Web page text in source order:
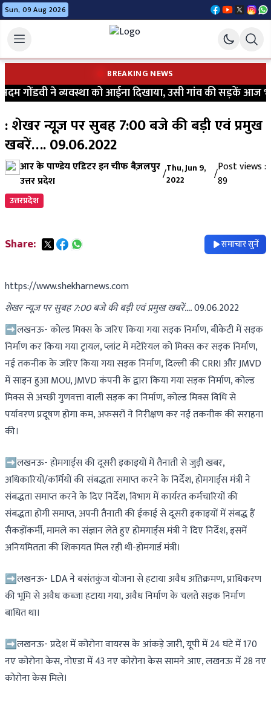
Sun, 09 Aug 2026
BREAKING NEWS
ने व्यवस्था को आईना दिखाया, उसी गांव की सड़कें आज भी
: शेखर न्यूज़ पर सुबह 7:00 बजे की बड़ी एवं प्रमुख
खबरें…. 09.06.2022
आर के पाण्डेय एडिटर इन चीफ बैज़लपुर
उत्तर प्रदेश
/Thu, Jun 9,
2022
/Post views :
89
उत्तरप्रदेश
Share: समाचार सुनें
https://www.shekharnews.com
शेखर न्यूज़ पर सुबह 7:00 बजे की बड़ी एवं प्रमुख खबरें….09.06.2022
➡लखनऊ- कोल्ड मिक्स के जरिए किया गया सड़क निर्माण, बीकेटी में सड़क
निर्माण कर किया गया ट्रायल, प्लांट में मटेरियल को मिक्स कर सड़क निर्माण,
नई तकनीक के जरिए किया गया सड़क निर्माण, दिल्ली की CRRI और JMVD
में साइन हुआ MOU, JMVD कंपनी के द्वारा किया गया सड़क निर्माण, कोल्ड
मिक्स से अच्छी गुणवत्ता वाली सड़क का निर्माण, कोल्ड मिक्स विधि से
पर्यावरण प्रदूषण होगा कम, अफसरों ने निरीक्षण कर नई तकनीक की सराहना
की।
➡लखनऊ- होमगार्ड्स की दूसरी इकाइयों में तैनाती से जुड़ी खबर,
अधिकारियों/कर्मियों की संबद्धता समाप्त करने के निर्देश, होमगार्ड्स मंत्री ने
संबद्धता समाप्त करने के दिए निर्देश, विभाग में कार्यरत कर्मचारियों की
संबद्धता होगी समाप्त, अपनी तैनाती की ईकाई से दूसरी इकाइयों में संबद्ध हैं
सैकड़ोंकर्मी, मामले का संज्ञान लेते हुए होमगार्ड्स मंत्री ने दिए निर्देश, इसमें
अनियमितता की शिकायत मिल रही थी-होमगार्ड मंत्री।
➡लखनऊ- LDA ने बसंतकुंज योजना से हटाया अवैध अतिक्रमण, प्राधिकरण
की भूमि से अवैध कब्जा हटाया गया, अवैध निर्माण के चलते सड़क निर्माण
बाधित था।
➡लखनऊ- प्रदेश में कोरोना वायरस के आंकड़े जारी, यूपी में 24 घंटे में 170
नए कोरोना केस, नोएडा में 43 नए कोरोना केस सामने आए, लखनऊ में 28 नए
कोरोना केस मिले।